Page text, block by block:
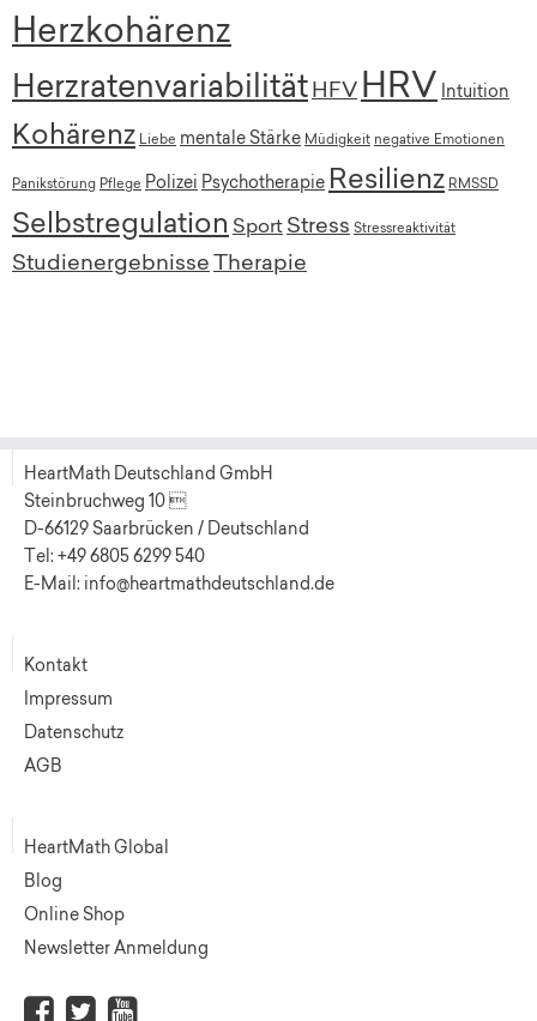
Herzkohärenz
Herzratenvariabilität HFV HRV Intuition
Kohärenz Liebe mentale Stärke Müdigkeit negative Emotionen
Panikstörung Pflege Polizei Psychotherapie Resilienz RMSSD
Selbstregulation Sport Stress Stressreaktivität
Studienergebnisse Therapie
HeartMath Deutschland GmbH
Steinbruchweg 10 
D-66129 Saarbrücken / Deutschland
Tel: +49 6805 6299 540
E-Mail: info@heartmathdeutschland.de
Kontakt
Impressum
Datenschutz
AGB
HeartMath Global
Blog
Online Shop
Newsletter Anmeldung